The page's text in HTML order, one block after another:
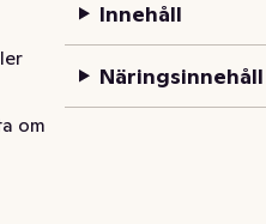
om
Innehåll
Näringsinnehåll